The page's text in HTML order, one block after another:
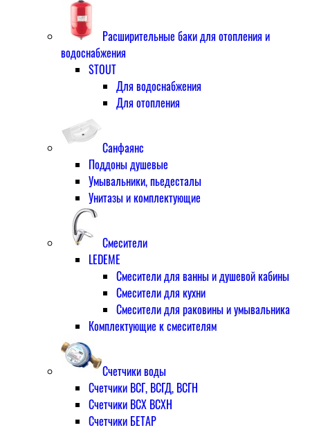
Расширительные баки для отопления и
водоснабжения
STOUT
Для водоснабжения
Для отопления
Санфаянс
Поддоны душевые
Умывальники, пьедесталы
Унитазы и комплектующие
Смесители
LEDEME
Смесители для ванны и душевой кабины
Смесители для кухни
Смесители для раковины и умывальника
Комплектующие к смесителям
Счетчики воды
Счетчики ВСГ, ВСГД, ВСГН
Счетчики ВСХ ВСХН
Счетчики БЕТАР